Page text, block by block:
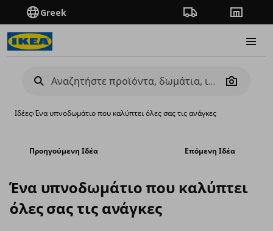
Greek Πορεία παραγγελίας
Camera
Ιδέες›Ένα υπνοδωμάτιο που καλύπτει όλες σας τις ανάγκες
Προηγούμενη Ιδέα Επόμενη Ιδέα
Ένα υπνοδωμάτιο που καλύπτει
όλες σας τις ανάγκες